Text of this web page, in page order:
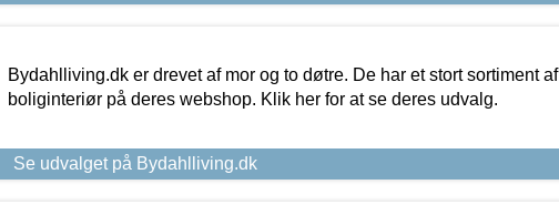
Bydahlliving.dk er drevet af mor og to døtre. De har et stort sortiment af
boliginteriør på deres webshop. Klik her for at se deres udvalg.
Se udvalget på Bydahlliving.dk